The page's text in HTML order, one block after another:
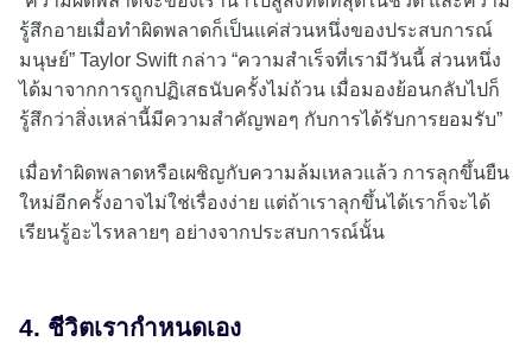
รู้สึกอายเมื่อทำผิดพลาดก็เป็นแค่ส่วนหนึ่งของประสบการณ์
มนุษย์” Taylor Swift กล่าว “ความสำเร็จที่เรามีวันนี้ ส่วนหนึ่ง
ได้มาจากการถูกปฏิเสธนับครั้งไม่ถ้วน เมื่อมองย้อนกลับไปก็
รู้สึกว่าสิ่งเหล่านี้มีความสำคัญพอๆ กับการได้รับการยอมรับ”
เมื่อทำผิดพลาดหรือเผชิญกับความล้มเหลวแล้ว การลุกขึ้นยืน
ใหม่อีกครั้งอาจไม่ใช่เรื่องง่าย แต่ถ้าเราลุกขึ้นได้เราก็จะได้
เรียนรู้อะไรหลายๆ อย่างจากประสบการณ์นั้น
4. ชีวิตเรากำหนดเอง